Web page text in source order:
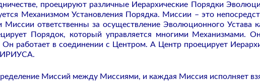
проецируют различные Иерархические Порядки
Механизмом Установления Порядка. Миссии – это
Миссии ответственны за осуществление Эволюционного Устава
Порядок, который управляется многими Механизмами.
работает в соединении с Центром. А Центр проецирует
Миссий между Миссиями, и каждая Миссия исполняет